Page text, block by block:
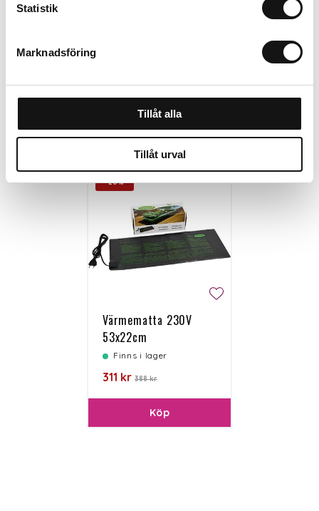
Statistik
Marknadsföring
Tillåt alla
Tillåt urval
Personalen tipsar
-20%
Värmematta 230V
53x22cm
Finns i lager
311 kr 388 kr
Köp